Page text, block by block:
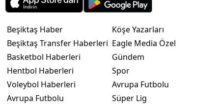
Beşiktaş Haber
Beşiktaş Transfer Haberleri
Basketbol Haberleri
Hentbol Haberleri
Voleybol Haberleri
Avrupa Futbolu
Köşe Yazarları
Eagle Media Özel
Gündem
Spor
Avrupa Futbolu
Süper Lig